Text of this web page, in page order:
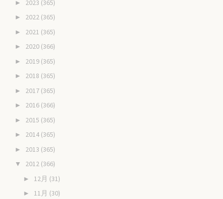
► 2023 (365)
► 2022 (365)
► 2021 (365)
► 2020 (366)
► 2019 (365)
► 2018 (365)
► 2017 (365)
► 2016 (366)
► 2015 (365)
► 2014 (365)
► 2013 (365)
▼ 2012 (366)
► 12月 (31)
► 11月 (30)